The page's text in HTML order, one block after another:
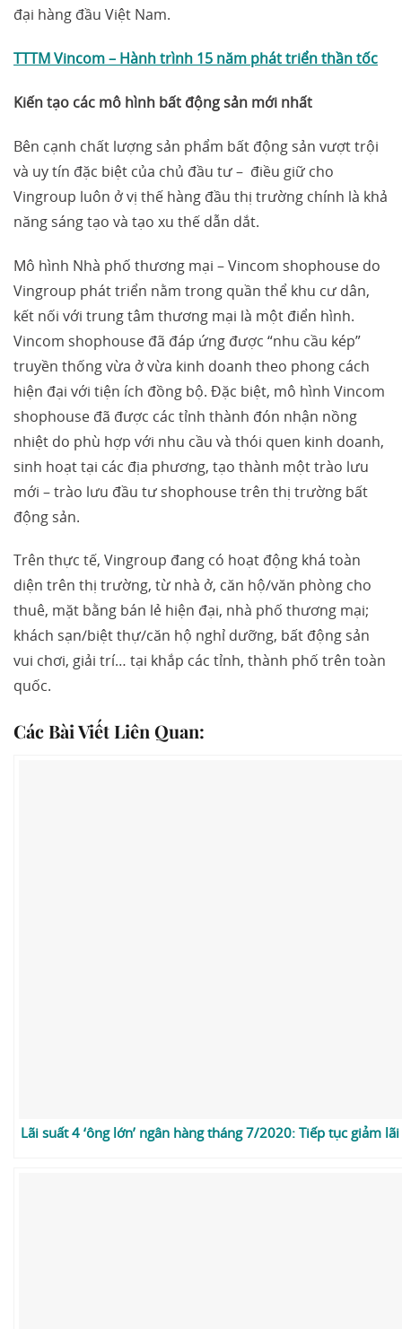
đại hàng đầu Việt Nam.
TTTM Vincom – Hành trình 15 năm phát triển thần tốc
Kiến tạo các mô hình bất động sản mới nhất
Bên cạnh chất lượng sản phẩm bất động sản vượt trội
và uy tín đặc biệt của chủ đầu tư – điều giữ cho
Vingroup luôn ở vị thế hàng đầu thị trường chính là khả
năng sáng tạo và tạo xu thế dẫn dắt.
Mô hình Nhà phố thương mại – Vincom shophouse do
Vingroup phát triển nằm trong quần thể khu cư dân,
kết nối với trung tâm thương mại là một điển hình.
Vincom shophouse đã đáp ứng được “nhu cầu kép”
truyền thống vừa ở vừa kinh doanh theo phong cách
hiện đại với tiện ích đồng bộ. Đặc biệt, mô hình Vincom
shophouse đã được các tỉnh thành đón nhận nồng
nhiệt do phù hợp với nhu cầu và thói quen kinh doanh,
sinh hoạt tại các địa phương, tạo thành một trào lưu
mới – trào lưu đầu tư shophouse trên thị trường bất
động sản.
Trên thực tế, Vingroup đang có hoạt động khá toàn
diện trên thị trường, từ nhà ở, căn hộ/văn phòng cho
thuê, mặt bằng bán lẻ hiện đại, nhà phố thương mại;
khách sạn/biệt thự/căn hộ nghỉ dưỡng, bất động sản
vui chơi, giải trí… tại khắp các tỉnh, thành phố trên toàn
quốc.
Các Bài Viết Liên Quan:
Lãi suất 4 ‘ông lớn’ ngân hàng tháng 7/2020: Tiếp tục giảm